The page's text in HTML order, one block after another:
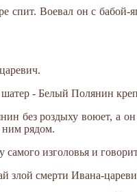
спит. Воевал он с бабой-
- Белый Полянин
без роздыху воюет, а он
ним рядом.
изголовья и
смерти Ивана-